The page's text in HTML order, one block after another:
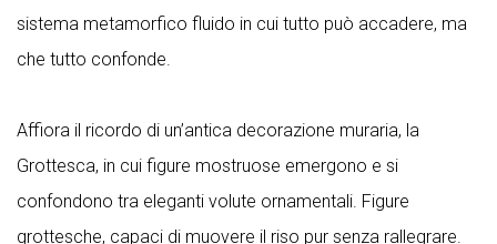
sistema metamorfico fluido in cui tutto può accadere, ma
che tutto confonde.
Affiora il ricordo di un’antica decorazione muraria, la
Grottesca, in cui figure mostruose emergono e si
confondono tra eleganti volute ornamentali. Figure
grottesche, capaci di muovere il riso pur senza rallegrare.